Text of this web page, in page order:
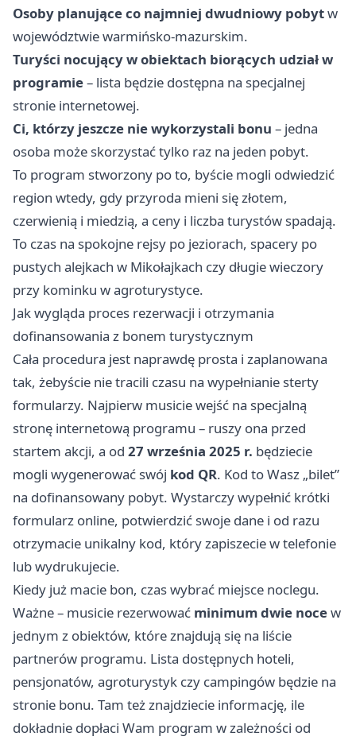
Osoby planujące co najmniej dwudniowy pobytw
województwie warmińsko-mazurskim.
Turyści nocujący w obiektach biorących udział w
programie– lista będzie dostępna na specjalnej
stronie internetowej.
Ci, którzy jeszcze nie wykorzystali bonu – jedna
osoba może skorzystać tylko raz na jeden pobyt.
To program stworzony po to, byście mogli odwiedzić
region wtedy, gdy przyroda mieni się złotem,
czerwienią i miedzią, a ceny i liczba turystów spadają.
To czas na spokojne rejsy po jeziorach, spacery po
pustych alejkach w Mikołajkach czy długie wieczory
przy kominku w agroturystyce.
Jak wygląda proces rezerwacji i otrzymania
dofinansowania z bonem turystycznym
Cała procedura jest naprawdę prosta i zaplanowana
tak, żebyście nie tracili czasu na wypełnianie sterty
formularzy. Najpierw musicie wejść na specjalną
stronę internetową programu – ruszy ona przed
startem akcji, a od 27 września 2025 r. będziecie
mogli wygenerować swój kod QR. Kod to Wasz „bilet”
na dofinansowany pobyt. Wystarczy wypełnić krótki
formularz online, potwierdzić swoje dane i od razu
otrzymacie unikalny kod, który zapiszecie w telefonie
lub wydrukujecie.
Kiedy już macie bon, czas wybrać miejsce noclegu.
Ważne – musicie rezerwować minimum dwie nocew
jednym z obiektów, które znajdują się na liście
partnerów programu. Lista dostępnych hoteli,
pensjonatów, agroturystyk czy campingów będzie na
stronie bonu. Tam też znajdziecie informację, ile
dokładnie dopłaci Wam program w zależności od